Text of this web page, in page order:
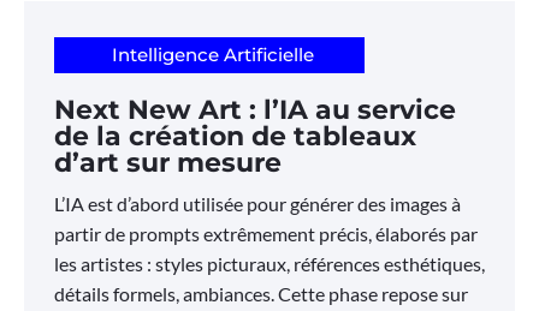
Intelligence Artificielle
Next New Art : l’IA au service
de la création de tableaux
d’art sur mesure
L’IA est d’abord utilisée pour générer des images à
partir de prompts extrêmement précis, élaborés par
les artistes : styles picturaux, références esthétiques,
détails formels, ambiances. Cette phase repose sur